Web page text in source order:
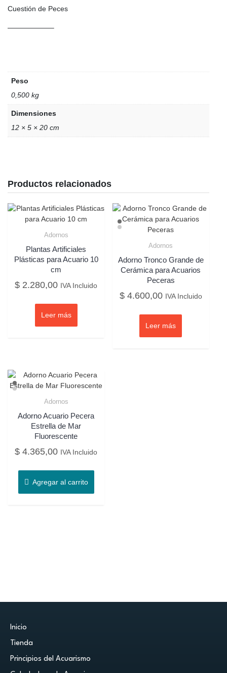
Cuestión de Peces
——————–
Peso
0,500 kg
Dimensiones
12 × 5 × 20 cm
Productos relacionados
Adornos
Plantas Artificiales
Plásticas para Acuario 10
cm
$ 2.280,00 IVA Incluido
Leer más
Adornos
Adorno Tronco Grande de
Cerámica para Acuarios
Peceras
$4.600,00 IVA Incluido
Leer más
Adornos
Adorno Acuario Pecera
Estrella de Mar
Fluorescente
$ 4.365,00 IVA Incluido
Agregar al carrito
Inicio
Tienda
Principios del Acuarismo